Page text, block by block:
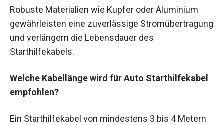
Robuste Materialien wie Kupfer oder Aluminium
gewährleisten eine zuverlässige Stromübertragung
und verlängern die Lebensdauer des
Starthilfekabels.
Welche Kabellänge wird für Auto Starthilfekabel
empfohlen?
Ein Starthilfekabel von mindestens 3 bis 4 Metern